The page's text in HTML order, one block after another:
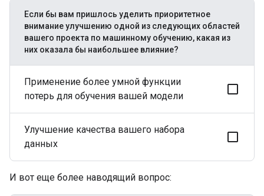
Если бы вам пришлось уделить приоритетное
внимание улучшению одной из следующих областей
вашего проекта по машинному обучению, какая из
них оказала бы наибольшее влияние?
Применение более умной функции
потерь для обучения вашей модели
Улучшение качества вашего набора
данных
И вот еще более наводящий вопрос: